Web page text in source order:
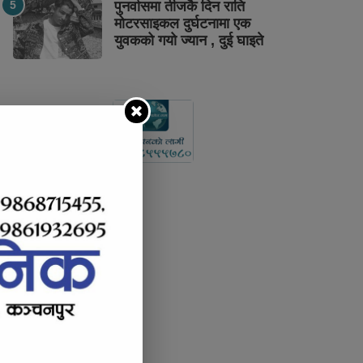
पुनर्वासमा तीजकै दिन राति
मोटरसाइकल दुर्घटनामा एक
युवकको गयो ज्यान , दुई घाइते